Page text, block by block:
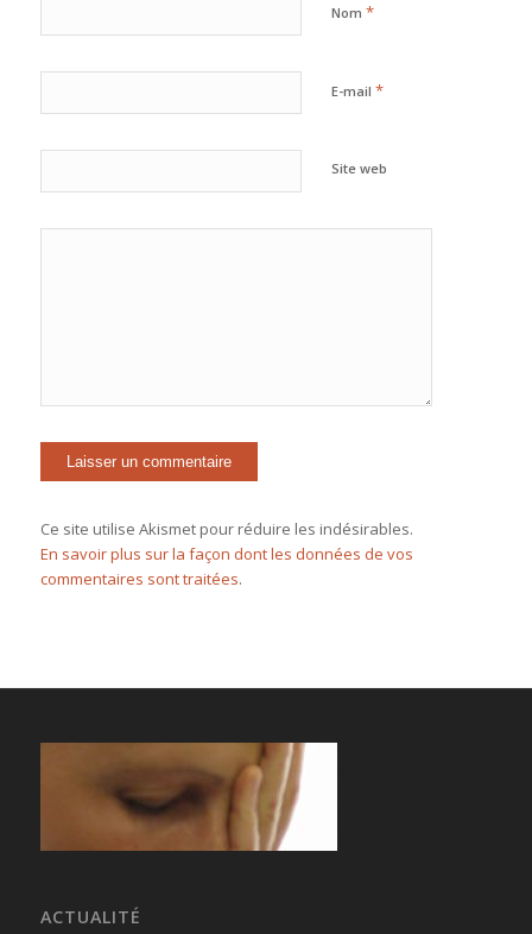
Nom *
E-mail *
Site web
Ce site utilise Akismet pour réduire les indésirables.
En savoir plus sur la façon dont les données de vos
commentaires sont traitées.
ACTUALITÉ